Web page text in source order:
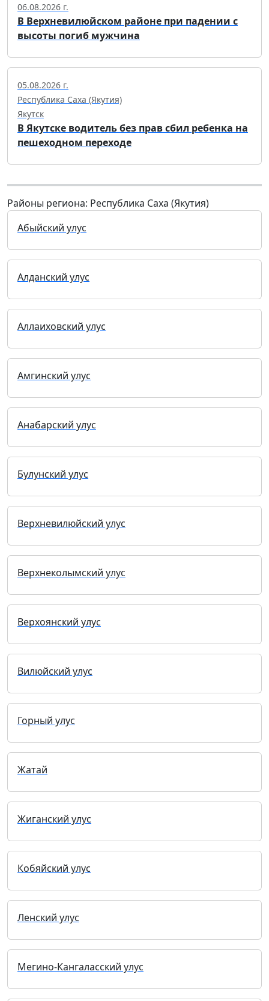
06.08.2026 г.
В Верхневилюйском районе при падении с
высоты погиб мужчина
05.08.2026 г.
Республика Саха (Якутия)
Якутск
В Якутске водитель без прав сбил ребенка на
пешеходном переходе
Районы региона: Республика Саха (Якутия)
Абыйский улус
Алданский улус
Аллаиховский улус
Амгинский улус
Анабарский улус
Булунский улус
Верхневилюйский улус
Верхнеколымский улус
Верхоянский улус
Вилюйский улус
Горный улус
Жатай
Жиганский улус
Кобяйский улус
Ленский улус
Мегино-Кангаласский улус